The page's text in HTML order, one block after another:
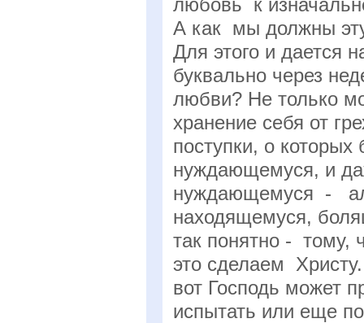
любовь к
А как мы должны
Для этого и дается
буквально через
любви? Не только
хранение себя от
поступки, о
нуждающемуся, и
нуждающемуся -
находящемуся,
так понятно - тому,
это сделаем
вот Господь может
испытать или еще